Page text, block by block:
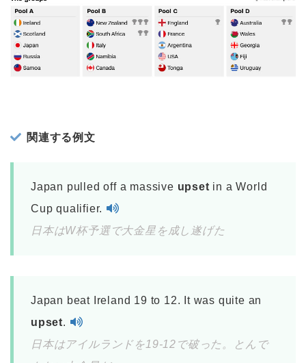
関連する例文
Japan pulled off a massive upset in a World
Cup qualifier.
日本はW杯予選で大金星を成し遂げた
Japan beat Ireland 19 to 12. It was quite an
upset.
日本はアイルランドを19-12で破った。とんで